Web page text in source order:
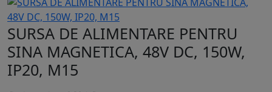
SURSA DE ALIMENTARE PENTRU
SINA MAGNETICA, 48V DC, 150W,
IP20, M15